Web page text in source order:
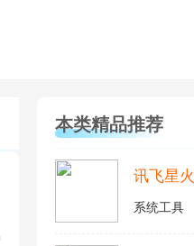
本类精品推荐
讯飞星火
系统工具